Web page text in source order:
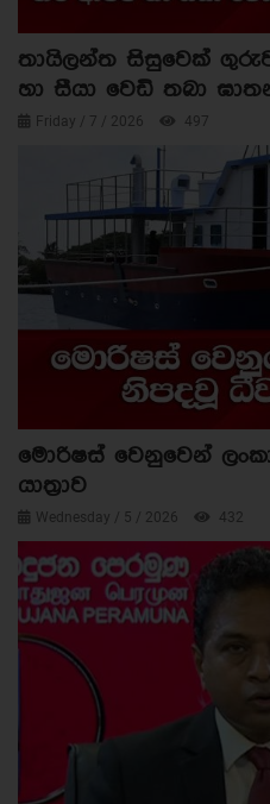
තායිලන්ත සිසුවෙක්
හා සීයා වෙඩි තබා
Friday / 7 / 2026 497
මොරිෂස් වෙනුවෙන්
යාත්‍රාව
Wednesday / 5 / 2026 432